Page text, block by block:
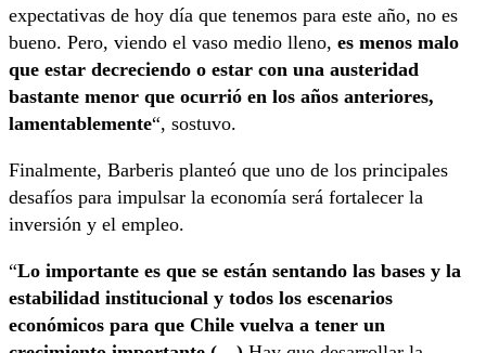
expectativas de hoy día que tenemos para este año, no es
bueno. Pero, viendo el vaso medio lleno, es menos malo
que estar decreciendo o estar con una austeridad
bastante menor que ocurrió en los años anteriores,
lamentablemente“, sostuvo.
Finalmente, Barberis planteó que uno de los principales
desafíos para impulsar la economía será fortalecer la
inversión y el empleo.
“Lo importante es que se están sentando las bases y la
estabilidad institucional y todos los escenarios
económicos para que Chile vuelva a tener un